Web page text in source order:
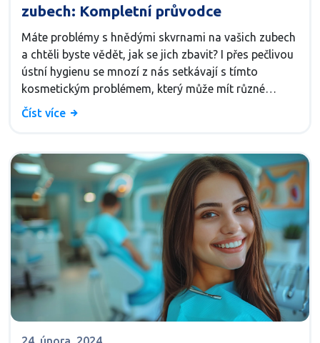
zubech: Kompletní průvodce
Máte problémy s hnědými skvrnami na vašich zubech
a chtěli byste vědět, jak se jich zbavit? I přes pečlivou
ústní hygienu se mnozí z nás setkávají s tímto
kosmetickým problémem, který může mít různé
příčiny. V tomto článku najdete vše, co potřebujete
zářil.
Číst více